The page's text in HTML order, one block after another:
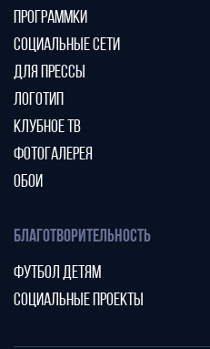
ПРОГРАММКИ
СОЦИАЛЬНЫЕ СЕТИ
ДЛЯ ПРЕССЫ
ЛОГОТИП
КЛУБНОЕ ТВ
ФОТОГАЛЕРЕЯ
ОБОИ
БЛАГОТВОРИТЕЛЬНОСТЬ
ФУТБОЛ ДЕТЯМ
СОЦИАЛЬНЫЕ ПРОЕКТЫ